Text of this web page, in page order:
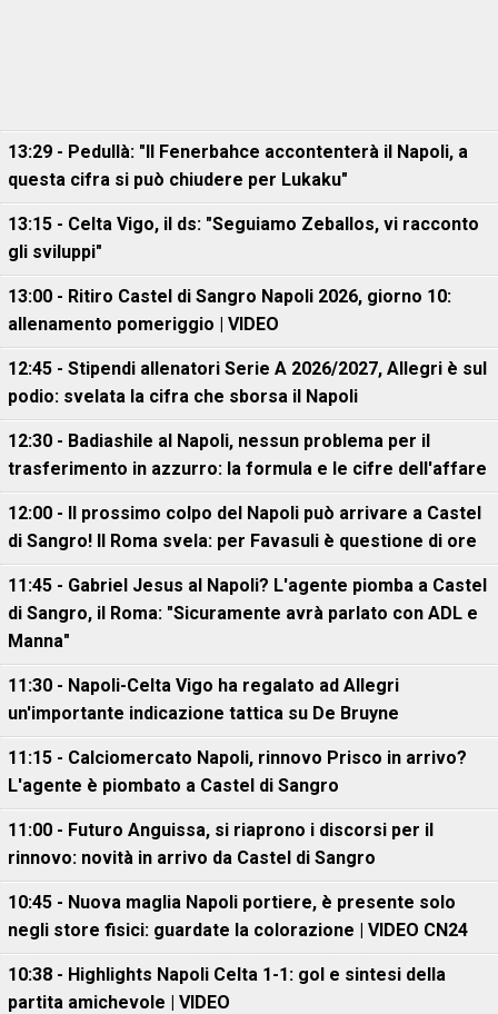
13:29 - Pedullà: "Il Fenerbahce accontenterà il Napoli, a
questa cifra si può chiudere per Lukaku"
13:15 - Celta Vigo, il ds: "Seguiamo Zeballos, vi racconto
gli sviluppi"
13:00 - Ritiro Castel di Sangro Napoli 2026, giorno 10:
allenamento pomeriggio | VIDEO
12:45 - Stipendi allenatori Serie A 2026/2027, Allegri è sul
podio: svelata la cifra che sborsa il Napoli
12:30 - Badiashile al Napoli, nessun problema per il
trasferimento in azzurro: la formula e le cifre dell'affare
12:00 - Il prossimo colpo del Napoli può arrivare a Castel
di Sangro! Il Roma svela: per Favasuli è questione di ore
11:45 - Gabriel Jesus al Napoli? L'agente piomba a Castel
di Sangro, il Roma: "Sicuramente avrà parlato con ADL e
Manna"
11:30 - Napoli-Celta Vigo ha regalato ad Allegri
un'importante indicazione tattica su De Bruyne
11:15 - Calciomercato Napoli, rinnovo Prisco in arrivo?
L'agente è piombato a Castel di Sangro
11:00 - Futuro Anguissa, si riaprono i discorsi per il
rinnovo: novità in arrivo da Castel di Sangro
10:45 - Nuova maglia Napoli portiere, è presente solo
negli store fisici: guardate la colorazione | VIDEO CN24
10:38 - Highlights Napoli Celta 1-1: gol e sintesi della
partita amichevole | VIDEO